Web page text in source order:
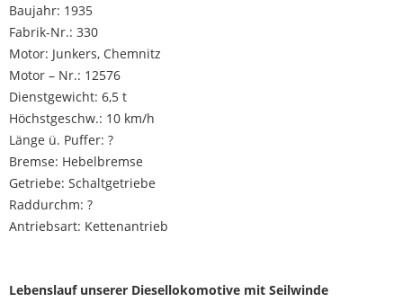
Baujahr: 1935
Fabrik-Nr.: 330
Motor: Junkers, Chemnitz
Motor – Nr.: 12576
Dienstgewicht: 6,5 t
Höchstgeschw.: 10 km/h
Länge ü. Puffer: ?
Bremse: Hebelbremse
Getriebe: Schaltgetriebe
Raddurchm: ?
Antriebsart: Kettenantrieb
Lebenslauf unserer Diesellokomotive mit Seilwinde